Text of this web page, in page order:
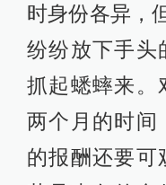
时身份各异，
纷纷放下手头
抓起蟋蟀来。
两个月的时间
的报酬还要可